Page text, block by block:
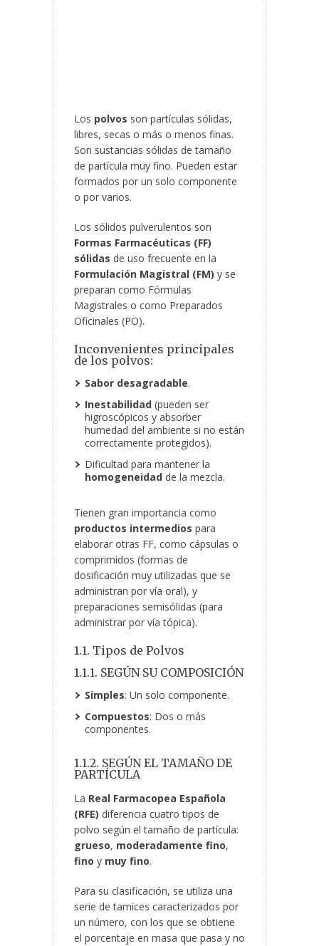
Los polvos son partículas sólidas,
libres, secas o más o menos finas.
Son sustancias sólidas de tamaño
de partícula muy fino. Pueden estar
formados por un solo componente
o por varios.
Los sólidos pulverulentos son
Formas Farmacéuticas (FF)
sólidas de uso frecuente en la
Formulación Magistral (FM) y se
preparan como Fórmulas
Magistrales o como Preparados
Oficinales (PO).
Inconvenientes principales
de los polvos:
Sabor desagradable.
Inestabilidad (pueden ser
higroscópicos y absorber
humedad del ambiente si no están
correctamente protegidos).
Dificultad para mantener la
homogeneidad de la mezcla.
Tienen gran importancia como
productos intermedios para
elaborar otras FF, como cápsulas o
comprimidos (formas de
dosificación muy utilizadas que se
administran por vía oral), y
preparaciones semisólidas (para
administrar por vía tópica).
1.1. Tipos de Polvos
1.1.1. SEGÚN SU COMPOSICIÓN
Simples: Un solo componente.
Compuestos: Dos o más
componentes.
1.1.2. SEGÚN EL TAMAÑO DE
PARTÍCULA
La Real Farmacopea Española
(RFE) diferencia cuatro tipos de
polvo según el tamaño de partícula:
grueso, moderadamente fino,
fino y muy fino.
Para su clasificación, se utiliza una
serie de tamices caracterizados por
un número, con los que se obtiene
el porcentaje en masa que pasa y no